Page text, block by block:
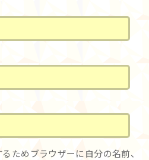
ためブラウザーに自分の名前、